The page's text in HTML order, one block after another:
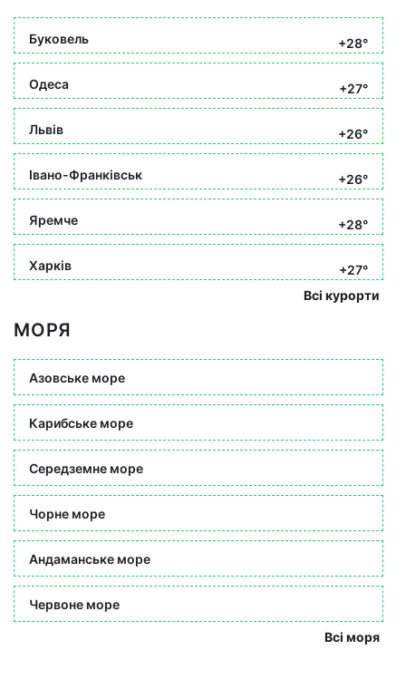
Буковель +28°
Одеса +27°
Львів +26°
Івано-Франківськ +26°
Яремче +28°
Харків
+27°
Всі курорти
МОРЯ
Азовське море
Карибське море
Середземне море
Чорне море
Андаманське море
Червоне море
Всі моря